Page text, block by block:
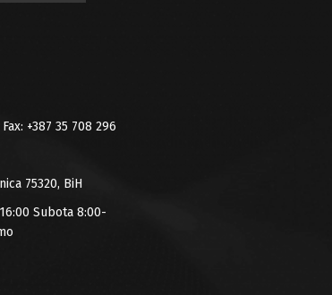
+387 35 708 296
75320, BiH
Subota 8:00-